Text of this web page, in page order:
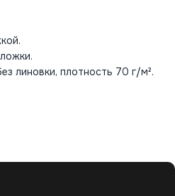
линовки, плотность 70 г/м².